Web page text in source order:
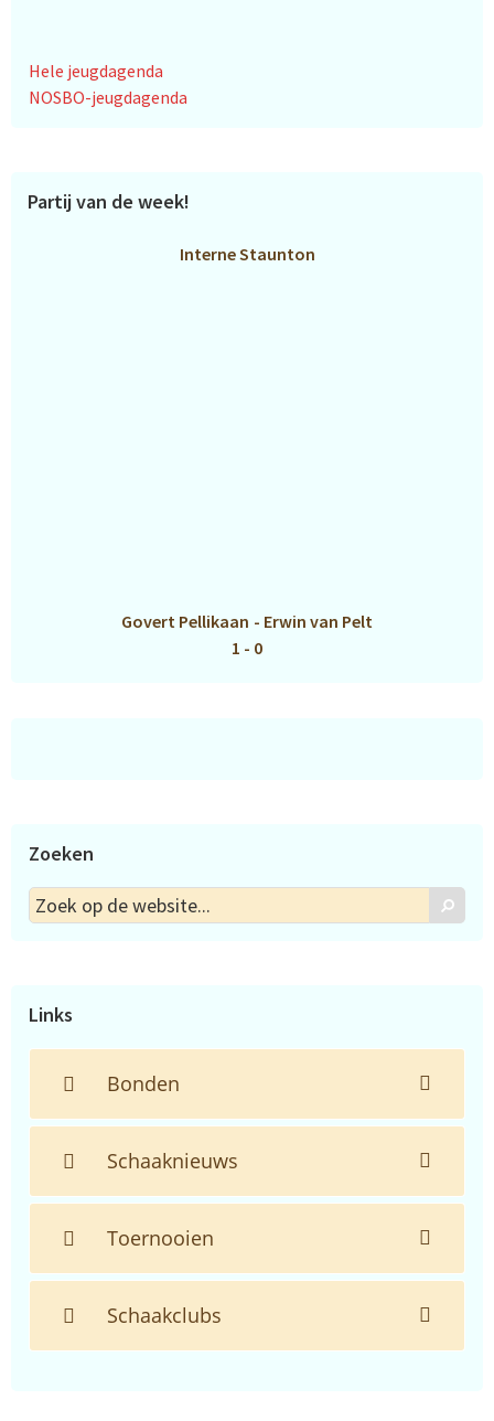
Hele jeugdagenda
NOSBO-jeugdagenda
Partij van de week!
Interne Staunton
Govert Pellikaan - Erwin van Pelt
1 - 0
Zoeken
Zoek
op
Zoek
Links
Bonden
Schaaknieuws
Toernooien
Schaakclubs